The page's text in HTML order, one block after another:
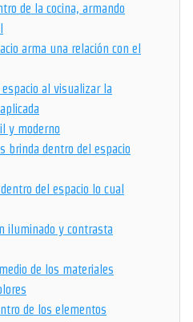
de la cocina, armando
arma una relación con el
al visualizar la
y moderno
brinda dentro del espacio
del espacio lo cual
iluminado y contrasta
de los materiales
de los elementos